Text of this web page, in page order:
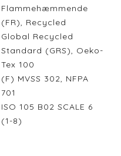
Flammehæmmende
(FR), Recycled
Global Recycled
Standard (GRS), Oeko-
Tex 100
(F) MVSS 302, NFPA
701
ISO 105 B02 SCALE 6
(1-8)